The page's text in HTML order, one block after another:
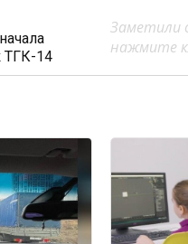
ТГК-14
денег?
без
может
Осипов
Заметили
нажмите